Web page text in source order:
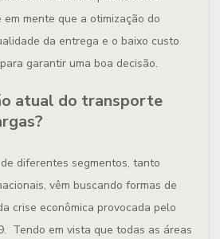
mente que a otimização do
da entrega e o baixo custo
garantir uma boa decisão.
atual do transporte
diferentes segmentos, tanto
vêm buscando formas de
crise econômica provocada pelo
Tendo em vista que todas as áreas